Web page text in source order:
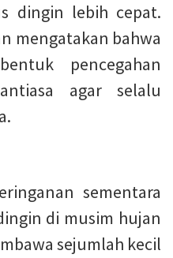
dingin lebih cepat.
mengatakan bahwa
pencegahan
agar selalu
sementara
di musim hujan
sejumlah kecil